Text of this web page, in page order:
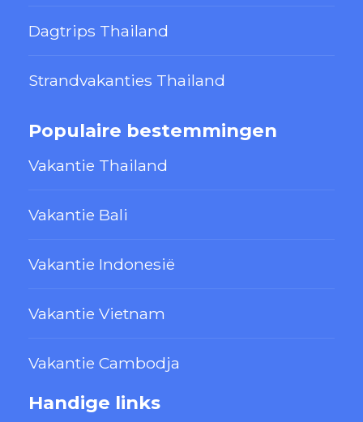
Dagtrips Thailand
Strandvakanties Thailand
Populaire bestemmingen
Vakantie Thailand
Vakantie Bali
Vakantie Indonesië
Vakantie Vietnam
Vakantie Cambodja
Handige links